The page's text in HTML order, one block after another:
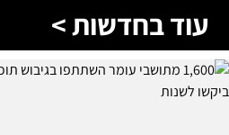
עוד בחדשות >